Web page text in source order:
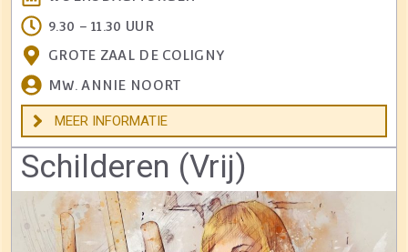
9.30 – 11.30 UUR
GROTE ZAAL DE COLIGNY
MW. ANNIE NOORT
MEER INFORMATIE
Schilderen (Vrij)